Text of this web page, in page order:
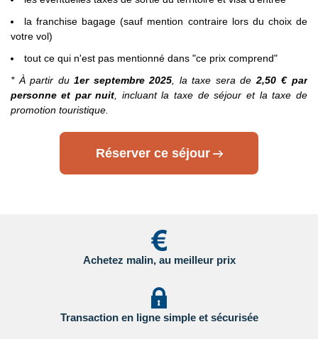
Cliquant ici.
- Etats Unis : sur le site du Service Public en
- Canada : sur le site du gouvernement canadien en
Cliquant ici.
il est préférable de vous rapprocher du consulat ou de
l’ambassade du pays de destination et de transit.
départ, nous vous recommandons vivement de consulter
régulièrement le site du ministère des affaires étrangères en
la franchise bagage (sauf mention contraire lors du choix de
votre vol)
tout ce qui n'est pas mentionné dans "ce prix comprend"
* À partir du 1er septembre 2025 , la taxe sera de 2,50 € par
personne et par nuit , incluant la taxe de séjour et la taxe de
promotion touristique.
Réserver ce séjour
Achetez malin, au meilleur prix
Transaction en ligne simple et sécurisée